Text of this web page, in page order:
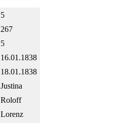
5
267
5
16.01.1838
18.01.1838
Justina
Roloff
Lorenz